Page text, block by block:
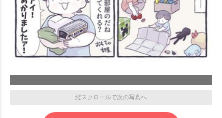
縦スクロールで次の写真へ